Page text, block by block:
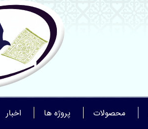
محصولات پروژه ها اخبار